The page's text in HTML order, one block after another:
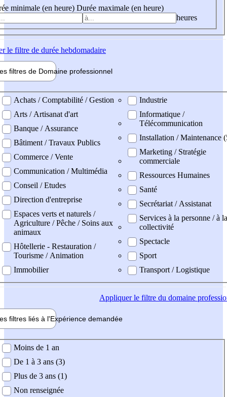
minimale (en heure) Durée maximale (en heure)
heures
le filtre de durée hebdomadaire
filtres de Domaine professionnel
professionel
Achats / Comptabilité / Gestion
Arts / Artisanat d'art
Banque / Assurance
Bâtiment / Travaux Publics
Commerce / Vente
Communication / Multimédia
Conseil / Etudes
Direction d'entreprise
Espaces verts et naturels /
Agriculture / Pêche / Soins aux
animaux
Hôtellerie - Restauration /
Tourisme / Animation
Immobilier
Industrie
Informatique /
Télécommunication
Installation / Maintenance
Marketing / Stratégie
commerciale
Ressources Humaines
Santé
Secrétariat / Assistanat
Services à la personne / à la
collectivité
Spectacle
Sport
Transport / Logistique
Appliquerle filtre du domaine
filtres liés à l'Expérience demandée
demandée
Moins de 1 an
De 1 à 3 ans (3)
Plus de 3 ans (1)
Non renseignée